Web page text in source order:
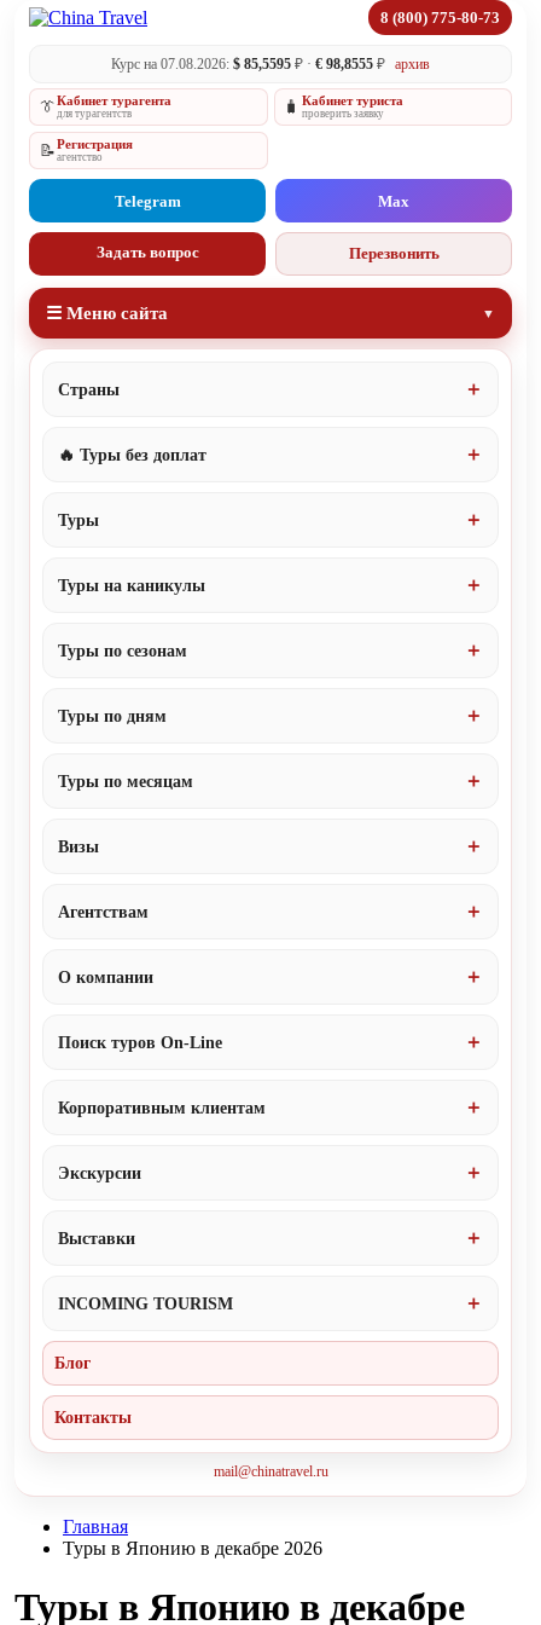
8 (800) 775-80-73
Курс на 07.08.2026: $ 85,5595 ₽ · € 98,8555 ₽ архив
👔Кабинет турагента
для турагентств 🧳 Кабинет туриста
проверить заявку
📝Регистрация
агентство
Telegram Max
Задать вопрос Перезвонить
☰ Меню сайта
Страны
🔥 Туры без доплат
Туры
Туры на каникулы
Туры по сезонам
Туры по дням
Туры по месяцам
Визы
Агентствам
О компании
Поиск туров On-Line
Корпоративным клиентам
Экскурсии
Выставки
INCOMING TOURISM
Блог
Контакты
mail@chinatravel.ru
Главная
Туры в Японию в декабре 2026
Туры в Японию в декабре